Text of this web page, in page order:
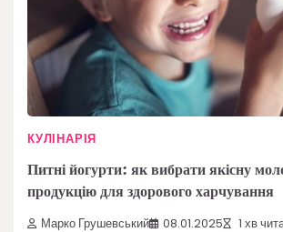
КУЛІНАРІЯ
Питні йогурти: як вибрати якісну
продукцію для здорового харчування
Марко Грушевський 08.01.2025 1 хв